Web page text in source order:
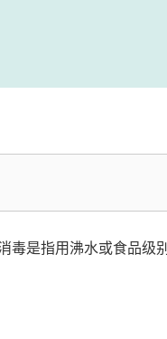
毒是指用沸水或食品级